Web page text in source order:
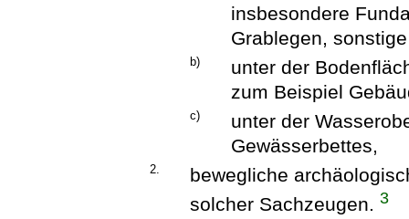
insbesondere
Grablegen,
b)
unter der
zum Beispiel
c)
unter der
Gewässerbettes,
2.
bewegliche
solcher Sachzeugen.3